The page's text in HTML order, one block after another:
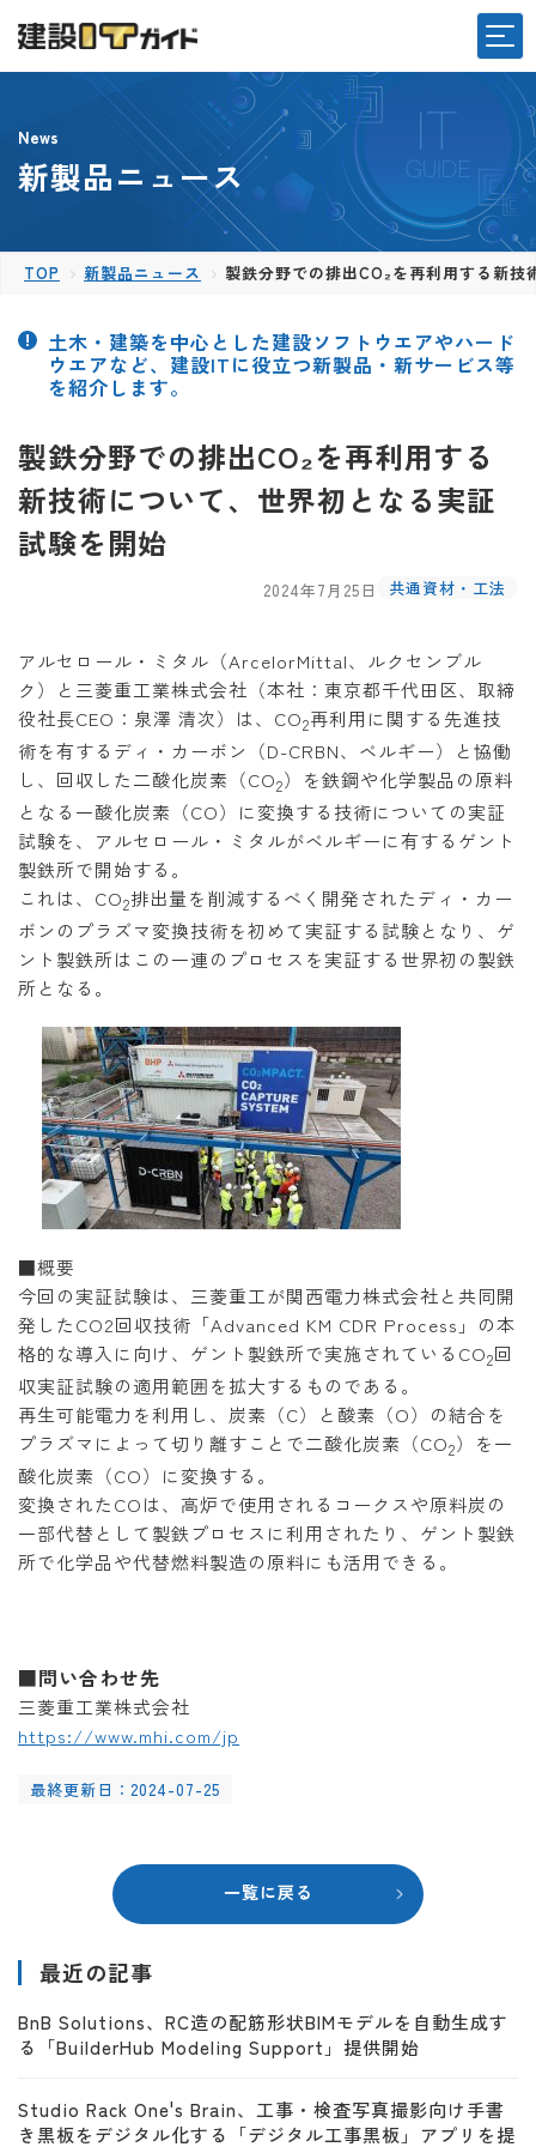
News
新製品ニュース
TOP 新製品ニュース 製鉄分野での排出CO₂を再利用する新
土木・建築を中心とした建設ソフトウエアやハード
ウエアなど、建設ITに役立つ新製品・新サービス等
を紹介します。
製鉄分野での排出CO₂を再利用する
新技術について、世界初となる実証
試験を開始
2024年7月25日 共通資材・工法
アルセロール・ミタル（ArcelorMittal、ルクセンブル
ク）と三菱重工業株式会社（本社：東京都千代田区、取締
役社長CEO：泉澤 清次）は、CO2再利用に関する先進技
術を有するディ・カーボン（D-CRBN、ベルギー）と協働
し、回収した二酸化炭素（CO2）を鉄鋼や化学製品の原料
となる一酸化炭素（CO）に変換する技術についての実証
試験を、アルセロール・ミタルがベルギーに有するゲント
製鉄所で開始する。
これは、CO2排出量を削減するべく開発されたディ・カー
ボンのプラズマ変換技術を初めて実証する試験となり、ゲ
ント製鉄所はこの一連のプロセスを実証する世界初の製鉄
所となる。
■概要
今回の実証試験は、三菱重工が関西電力株式会社と共同開
発したCO2回収技術「Advanced KM CDR Process」の本
格的な導入に向け、ゲント製鉄所で実施されているCO2回
収実証試験の適用範囲を拡大するものである。
再生可能電力を利用し、炭素（C）と酸素（O）の結合を
プラズマによって切り離すことで二酸化炭素（CO2）を一
酸化炭素（CO）に変換する。
変換されたCOは、高炉で使用されるコークスや原料炭の
一部代替として製鉄プロセスに利用されたり、ゲント製鉄
所で化学品や代替燃料製造の原料にも活用できる。
■問い合わせ先
三菱重工業株式会社
https://www.mhi.com/jp
最終更新日：2024-07-25
一覧に戻る
最近の記事
BnB Solutions、RC造の配筋形状BIMモデルを自動生成す
る「BuilderHub Modeling Support」提供開始
Studio Rack One's Brain、工事・検査写真撮影向け手書
き黒板をデジタル化する「デジタル工事黒板」アプリを提